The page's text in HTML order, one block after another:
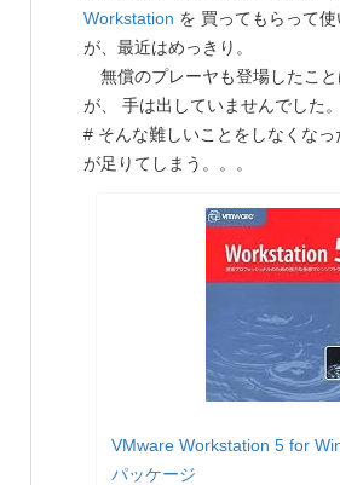
Workstation を 買ってもらって
が、最近はめっきり。
無償のプレーヤも登場したこと
が、 手は出していませんでした。
# そんな難しいことをしなくなっ
が足りてしまう。。。
VMware Workstation 5 for
パッケージ